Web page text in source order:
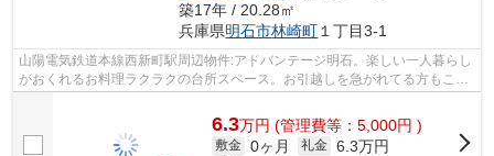
築17年 / 20.28㎡
兵庫県明石市林崎町 １丁目3-1
山陽電気鉄道本線西新町駅周辺物件:アドバンテージ明石。楽しい一人暮らし
がおくれるお料理ラクラクの台所スペース。お引越しを急がれてる方もこち
6.3万円 (管理費等：5,000円 )
敷金 0ヶ月 礼金 6.3万円